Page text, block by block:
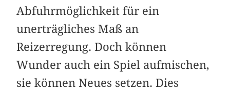
Abfuhrmöglichkeit für ein
unerträgliches Maß an
Reizerregung. Doch können
Wunder auch ein Spiel aufmischen,
sie können Neues setzen. Dies